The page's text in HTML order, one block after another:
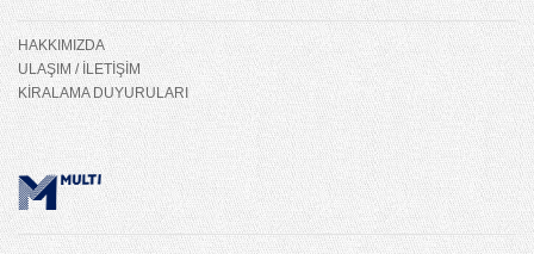
HAKKIMIZDA
ULAŞIM / İLETİŞİM
KİRALAMA DUYURULARI